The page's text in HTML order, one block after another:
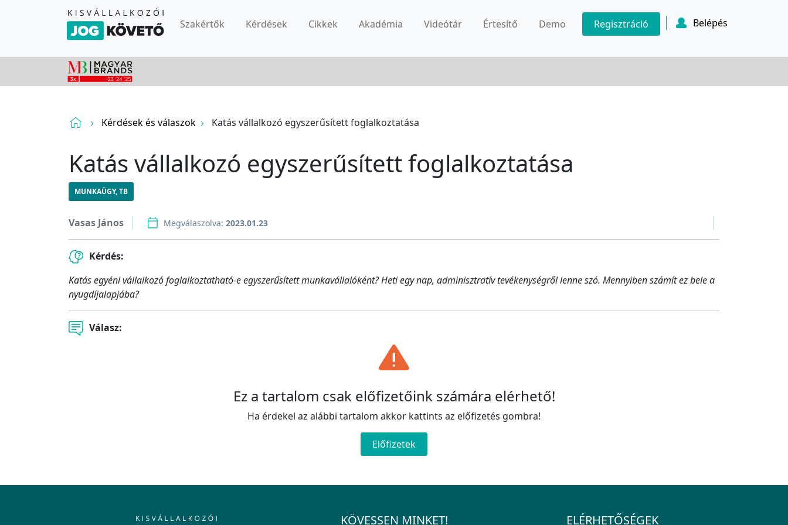
Szakértők Kérdések Cikkek Akadémia Videótár Értesítő Demo Regisztráció Belépés
Kérdések és válaszok Katás vállalkozó egyszerűsített foglalkoztatása
Katás vállalkozó egyszerűsített foglalkoztatása
MUNKAÜGY, TB
Vasas János Megválaszolva: 2023.01.23
Kérdés:
Katás egyéni vállalkozó foglalkoztatható-e egyszerűsített munkavállalóként? Heti egy nap, adminisztratív tevékenységről lenne szó. Mennyiben számít ez bele a
nyugdíjalapjába?
Válasz:
Ez a tartalom csak előfizetőink számára elérhető!
Ha érdekel az alábbi tartalom akkor kattints az előfizetés gombra!
Előfizetek
KÖVESSEN MINKET! ELÉRHETŐSÉGEK